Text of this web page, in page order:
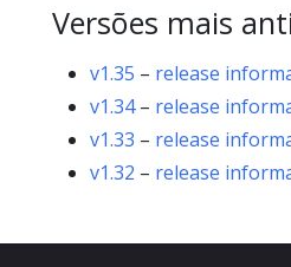
Versões mais
v1.35 – release
v1.34– release
v1.33 – release
v1.32 – release